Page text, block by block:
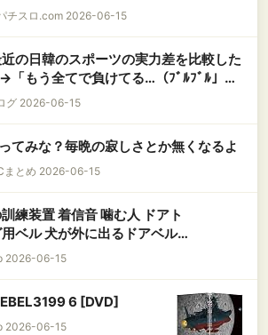
チスロ.com 2026-06-15
の日韓のスポーツの実力差を比較した
「もう全てで負けてる…（ﾌﾞﾙﾌﾞﾙ」＝
グ 2026-06-15
てみな？毎晩の寂しさとか無くなるよ
まとめ 2026-06-15
練装置 着信音 噛む人 ドアト
ベル 犬が外に出るドアベル
ケーブル 鎖 ベルト トレーニ
へむ
2026-06-15
6 [DVD]
2026-06-15